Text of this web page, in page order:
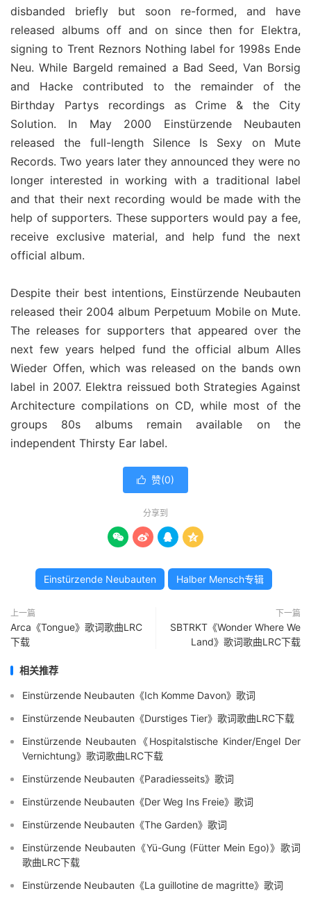
disbanded briefly but soon re-formed, and have
released albums off and on since then for Elektra,
signing to Trent Reznors Nothing label for 1998s Ende
Neu. While Bargeld remained a Bad Seed, Van Borsig
and Hacke contributed to the remainder of the
Birthday Partys recordings as Crime & the City
Solution. In May 2000 Einstürzende Neubauten
released the full-length Silence Is Sexy on Mute
Records. Two years later they announced they were no
longer interested in working with a traditional label
and that their next recording would be made with the
help of supporters. These supporters would pay a fee,
receive exclusive material, and help fund the next
official album.
Despite their best intentions, Einstürzende Neubauten
released their 2004 album Perpetuum Mobile on Mute.
The releases for supporters that appeared over the
next few years helped fund the official album Alles
Wieder Offen, which was released on the bands own
label in 2007. Elektra reissued both Strategies Against
Architecture compilations on CD, while most of the
groups 80s albums remain available on the
independent Thirsty Ear label.
 赞(0)
分享到
   
Einstürzende Neubauten Halber Mensch专辑
上一篇
Arca《Tongue》歌词歌曲LRC
下载
下一篇
SBTRKT《Wonder Where We
Land》歌词歌曲LRC下载
相关推荐
Einstürzende Neubauten《Ich Komme Davon》歌词
Einstürzende Neubauten《Durstiges Tier》歌词歌曲LRC下载
Einstürzende Neubauten《Hospitalstische Kinder/Engel Der
Vernichtung》歌词歌曲LRC下载
Einstürzende Neubauten《Paradiesseits》歌词
Einstürzende Neubauten《Der Weg Ins Freie》歌词
Einstürzende Neubauten《The Garden》歌词
Einstürzende Neubauten《Yü-Gung (Fütter Mein Ego)》歌词
歌曲LRC下载
Einstürzende Neubauten《La guillotine de magritte》歌词